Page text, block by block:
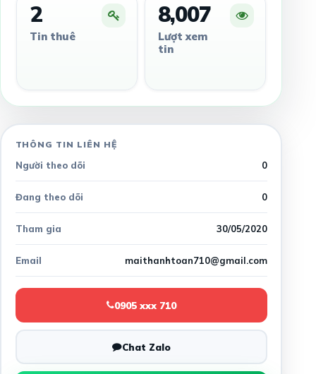
2
Tin thuê
8,007
Lượt xem
tin
THÔNG TIN LIÊN HỆ
Người theo dõi 0
Đang theo dõi 0
Tham gia 30/05/2020
Email maithanhtoan710@gmail.com
0905 xxx 710
Chat Zalo